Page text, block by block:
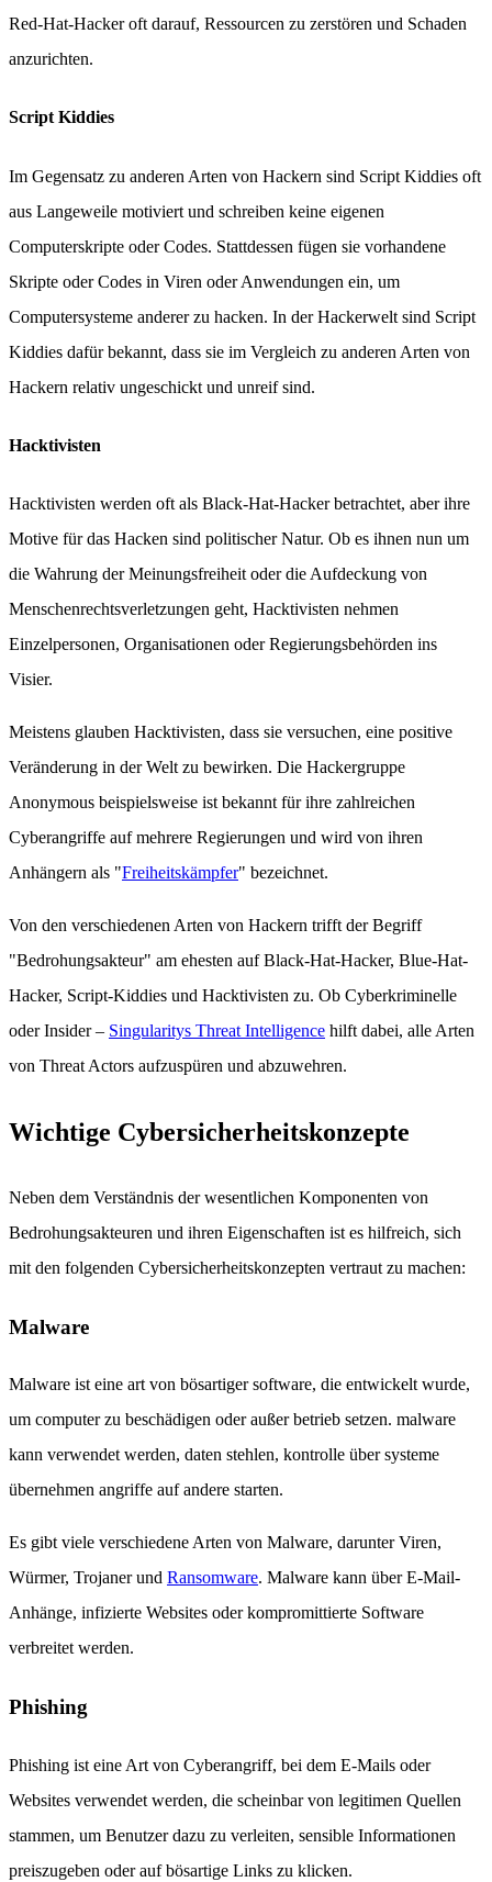
Red-Hat-Hacker oft darauf, Ressourcen zu zerstören und Schaden
anzurichten.
Script Kiddies
Im Gegensatz zu anderen Arten von Hackern sind Script Kiddies oft
aus Langeweile motiviert und schreiben keine eigenen
Computerskripte oder Codes. Stattdessen fügen sie vorhandene
Skripte oder Codes in Viren oder Anwendungen ein, um
Computersysteme anderer zu hacken. In der Hackerwelt sind Script
Kiddies dafür bekannt, dass sie im Vergleich zu anderen Arten von
Hackern relativ ungeschickt und unreif sind.
Hacktivisten
Hacktivisten werden oft als Black-Hat-Hacker betrachtet, aber ihre
Motive für das Hacken sind politischer Natur. Ob es ihnen nun um
die Wahrung der Meinungsfreiheit oder die Aufdeckung von
Menschenrechtsverletzungen geht, Hacktivisten nehmen
Einzelpersonen, Organisationen oder Regierungsbehörden ins
Visier.
Meistens glauben Hacktivisten, dass sie versuchen, eine positive
Veränderung in der Welt zu bewirken. Die Hackergruppe
Anonymous beispielsweise ist bekannt für ihre zahlreichen
Cyberangriffe auf mehrere Regierungen und wird von ihren
Anhängern als "Freiheitskämpfer" bezeichnet.
Von den verschiedenen Arten von Hackern trifft der Begriff
"Bedrohungsakteur" am ehesten auf Black-Hat-Hacker, Blue-Hat-
Hacker, Script-Kiddies und Hacktivisten zu. Ob Cyberkriminelle
oder Insider – Singularitys Threat Intelligence hilft dabei, alle Arten
von Threat Actors aufzuspüren und abzuwehren.
Wichtige Cybersicherheitskonzepte
Neben dem Verständnis der wesentlichen Komponenten von
Bedrohungsakteuren und ihren Eigenschaften ist es hilfreich, sich
mit den folgenden Cybersicherheitskonzepten vertraut zu machen:
Malware
Malware ist eine art von bösartiger software, die entwickelt wurde,
um computer zu beschädigen oder außer betrieb setzen. malware
kann verwendet werden, daten stehlen, kontrolle über systeme
übernehmen angriffe auf andere starten.
Es gibt viele verschiedene Arten von Malware, darunter Viren,
Würmer, Trojaner und Ransomware. Malware kann über E-Mail-
Anhänge, infizierte Websites oder kompromittierte Software
verbreitet werden.
Phishing
Phishing ist eine Art von Cyberangriff, bei dem E-Mails oder
Websites verwendet werden, die scheinbar von legitimen Quellen
stammen, um Benutzer dazu zu verleiten, sensible Informationen
preiszugeben oder auf bösartige Links zu klicken.